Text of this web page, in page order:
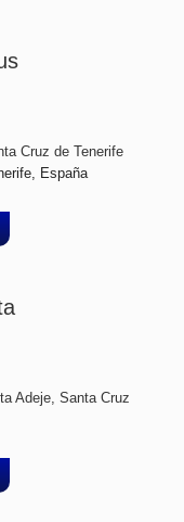
Cruz de Tenerife
España
Adeje, Santa Cruz